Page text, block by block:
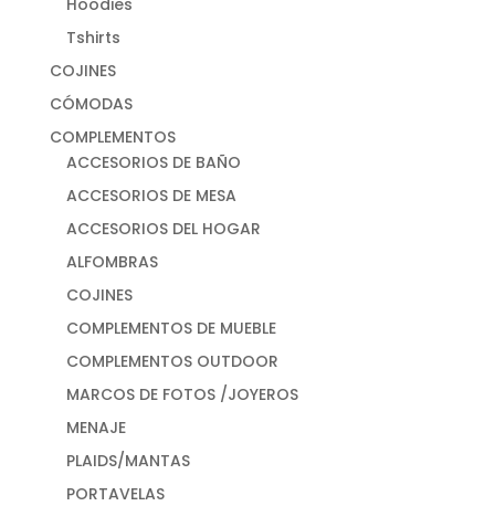
Tshirts
COJINES
CÓMODAS
COMPLEMENTOS
ACCESORIOS DE BAÑO
ACCESORIOS DE MESA
ACCESORIOS DEL HOGAR
ALFOMBRAS
COJINES
COMPLEMENTOS DE MUEBLE
COMPLEMENTOS OUTDOOR
MARCOS DE FOTOS /JOYEROS
MENAJE
PLAIDS/MANTAS
PORTAVELAS